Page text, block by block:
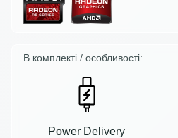
В комплекті / особливості:
Power Delivery